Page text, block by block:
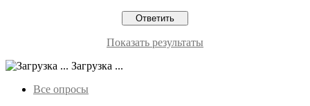
Показать результаты
Загрузка ...
Все опросы